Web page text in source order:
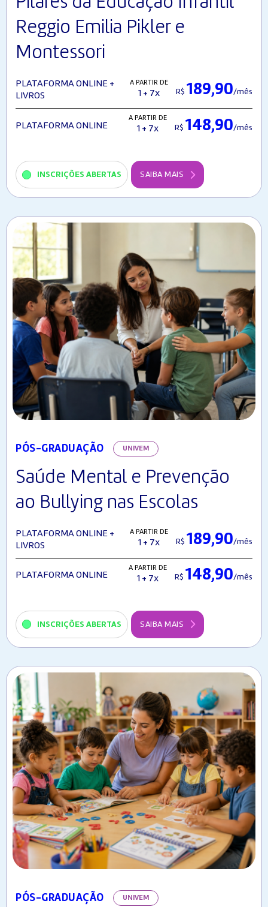
Reggio Emilia Pikler e
Montessori
PLATAFORMA ONLINE +
LIVROS
A PARTIR DE
1 + 7x R$ 189,90/mês
PLATAFORMA ONLINE
A PARTIR DE
1 + 7x R$ 148,90/mês
INSCRIÇÕES ABERTAS SAIBA MAIS
PÓS-GRADUAÇÃO UNIVEM
Saúde Mental e Prevenção
ao Bullying nas Escolas
PLATAFORMA ONLINE +
LIVROS
A PARTIR DE
1 + 7x R$ 189,90/mês
PLATAFORMA ONLINE
A PARTIR DE
1 + 7x R$ 148,90/mês
INSCRIÇÕES ABERTAS SAIBA MAIS
PÓS-GRADUAÇÃO UNIVEM